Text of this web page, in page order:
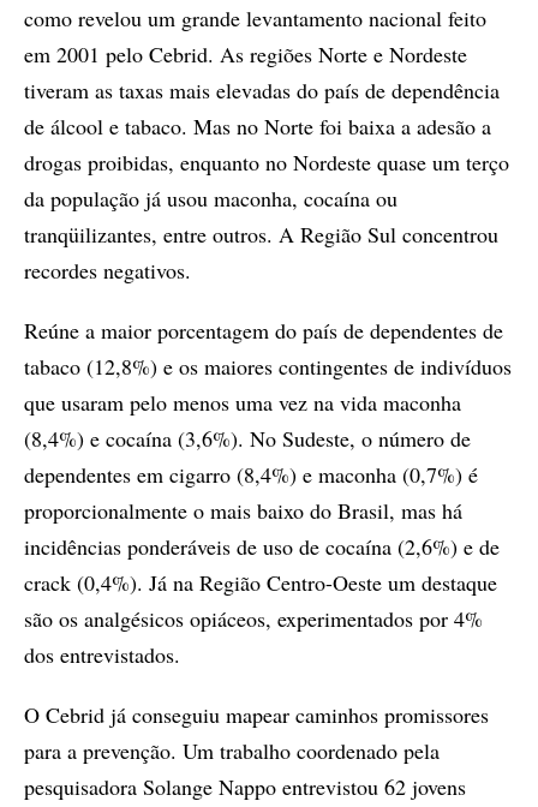
como revelou um grande levantamento nacional feito
em 2001 pelo Cebrid. As regiões Norte e Nordeste
tiveram as taxas mais elevadas do país de dependência
de álcool e tabaco. Mas no Norte foi baixa a adesão a
drogas proibidas, enquanto no Nordeste quase um terço
da população já usou maconha, cocaína ou
tranqüilizantes, entre outros. A Região Sul concentrou
recordes negativos.
Reúne a maior porcentagem do país de dependentes de
tabaco (12,8%) e os maiores contingentes de indivíduos
que usaram pelo menos uma vez na vida maconha
(8,4%) e cocaína (3,6%). No Sudeste, o número de
dependentes em cigarro (8,4%) e maconha (0,7%) é
proporcionalmente o mais baixo do Brasil, mas há
incidências ponderáveis de uso de cocaína (2,6%) e de
crack (0,4%). Já na Região Centro-Oeste um destaque
são os analgésicos opiáceos, experimentados por 4%
dos entrevistados.
O Cebrid já conseguiu mapear caminhos promissores
para a prevenção. Um trabalho coordenado pela
pesquisadora Solange Nappo entrevistou 62 jovens